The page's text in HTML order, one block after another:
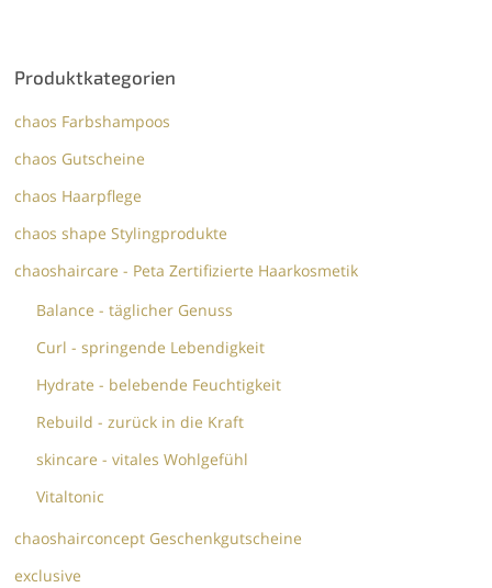
Produktkategorien
chaos Farbshampoos
chaos Gutscheine
chaos Haarpflege
chaos shape Stylingprodukte
chaoshaircare - Peta Zertifizierte Haarkosmetik
Balance - täglicher Genuss
Curl - springende Lebendigkeit
Hydrate - belebende Feuchtigkeit
Rebuild - zurück in die Kraft
skincare - vitales Wohlgefühl
Vitaltonic
chaoshairconcept Geschenkgutscheine
exclusive